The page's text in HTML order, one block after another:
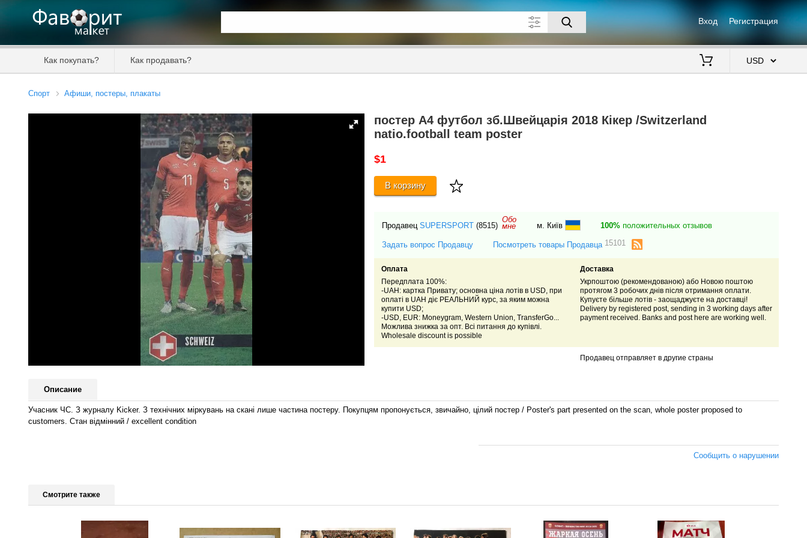
Вход Регистрация
Как покупать? Как продавать?
Спорт Афиши, постеры, плакаты
постер А4 футбол зб.Швейцарія 2018 Кікер /Switzerland
natio.football team poster
$1
В корзину
Продавец SUPERSPORT (8515)
Обо
мне м. Київ 100%положительных отзывов
Задать вопрос Продавцу Посмотреть товары Продавца 15101
Оплата
Передплата 100%:
-UAH: картка Привату; основна ціна лотів в USD, при
оплаті в UAH діє РЕАЛЬНИЙ курс, за яким можна
купити USD;
-USD, EUR: Moneygram, Western Union, TransferGo...
Можлива знижка за опт. Всі питання до купівлі.
Wholesale discount is possible
Доставка
Укрпоштою (рекомендованою) або Новою поштою
протягом 3 робочих днів після отримання оплати.
Купуєте більше лотів - заощаджуєте на доставці!
Delivery by registered post, sending in 3 working days after
payment received. Banks and post here are working well.
Продавец отправляет в другие страны
Описание
Учасник ЧС. З журналу Kicker. З технічних міркувань на скані лише частина постеру. Покупцям пропонується, звичайно, цілий постер / Poster's part presented on the scan, whole poster proposed to
customers. Стан відмінний / excellent condition
Сообщить о нарушении
Смотрите также